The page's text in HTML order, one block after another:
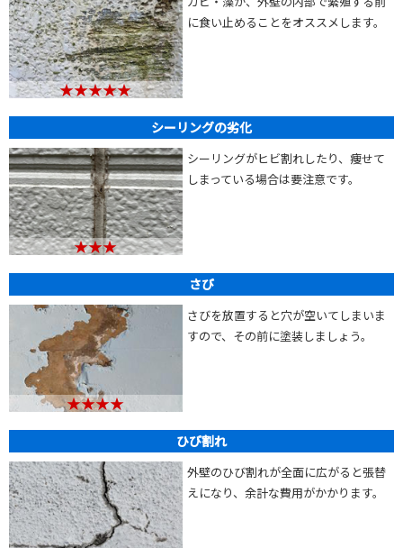
★★★★★
に食い止めることをオススメします。
シーリングの劣化
★★★
シーリングがヒビ割れしたり、痩せて
しまっている場合は要注意です。
さび
★★★★
さびを放置すると穴が空いてしまいま
すので、その前に塗装しましょう。
ひび割れ
外壁のひび割れが全面に広がると張替
えになり、余計な費用がかかります。